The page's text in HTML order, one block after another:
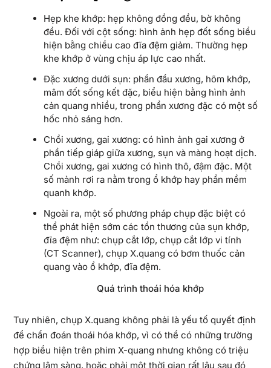
Hẹp khe khớp: hẹp không đồng đều, bờ không
đều. Đối với cột sống: hình ảnh hẹp đốt sống biểu
hiện bằng chiều cao đĩa đệm giảm. Thường hẹp
khe khớp ở vùng chịu áp lực cao nhất.
Đặc xương dưới sụn: phần đầu xương, hõm khớp,
mâm đốt sống kết đặc, biểu hiện bằng hình ảnh
cản quang nhiều, trong phần xương đặc có một số
hốc nhỏ sáng hơn.
Chồi xương, gai xương: có hình ảnh gai xương ở
phần tiếp giáp giữa xương, sụn và màng hoạt dịch.
Chồi xương, gai xương có hình thô, đậm đặc. Một
số mảnh rơi ra nằm trong ổ khớp hay phần mềm
quanh khớp.
Ngoài ra, một số phương pháp chụp đặc biệt có
thể phát hiện sớm các tổn thương của sụn khớp,
đĩa đệm như: chụp cắt lớp, chụp cắt lớp vi tính
(CT Scanner), chụp X.quang có bơm thuốc cản
quang vào ổ khớp, đĩa đệm.
Quá trình thoái hóa khớp
Tuy nhiên, chụp X.quang không phải là yếu tố quyết định
để chẩn đoán thoái hóa khớp, vì có thể có những trường
hợp biểu hiện trên phim X-quang nhưng không có triệu
chứng lâm sàng, hoặc phải một thời gian rất lâu sau đó